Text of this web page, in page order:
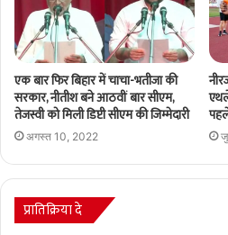
एक बार फिर बिहार में चाचा-भतीजा की
सरकार, नीतीश बने आठवीं बार सीएम,
तेजस्वी को मिली डिप्टी सीएम की जिम्मेदारी
अगस्त 10, 2022
प्रातिक्रिया दे